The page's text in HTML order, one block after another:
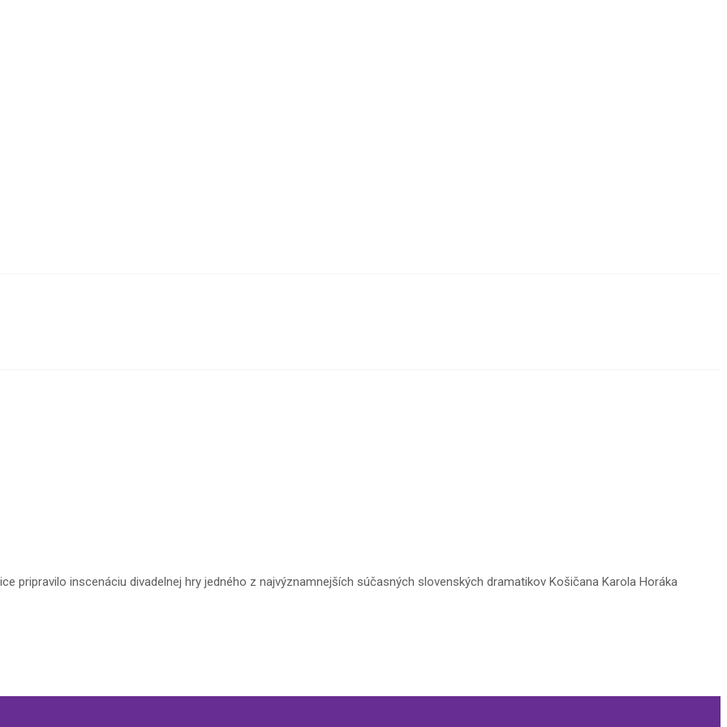
pripravilo inscenáciu divadelnej hry jedného z najvýznamnejších súčasných slovenských dramatikov Košičana Karola Horáka